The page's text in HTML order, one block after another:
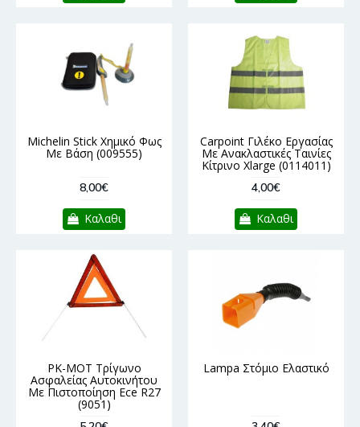
Michelin Stick Χημικό Φως
Με Βάση (009555)
8,00€
Καλαθι
Carpoint Γιλέκο Εργασίας
Με Ανακλαστικές Ταινίες
Κίτρινο Xlarge (0114011)
4,00€
Καλαθι
PK-MOT Τρίγωνο
Ασφαλείας Αυτοκινήτου
Με Πιστοποίηση Ece R27
(9051)
Lampa Στόμιο Ελαστικό